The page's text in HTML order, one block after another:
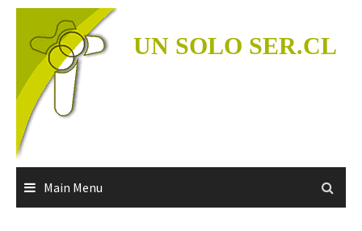
Skip
content
UN SOLO SER.CL
Main Menu